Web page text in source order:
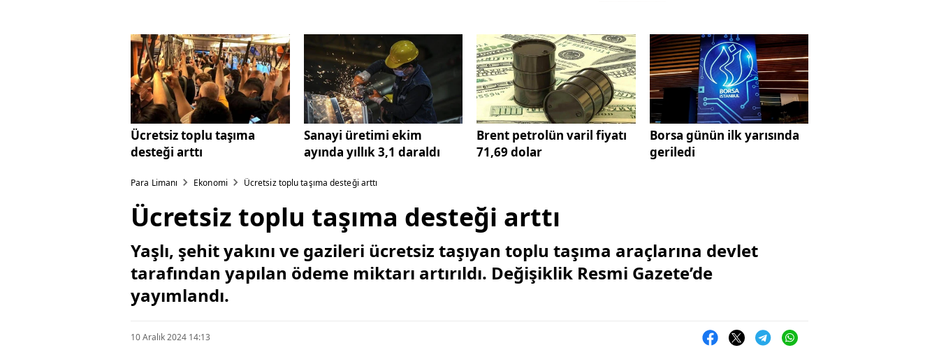
Ücretsiz toplu taşıma
desteği arttı
Sanayi üretimi ekim
ayında yıllık 3,1 daraldı
Brent petrolün varil fiyatı
71,69 dolar
Borsa günün ilk yarısında
geriledi
Para Limanı Ekonomi Ücretsiz toplu taşıma desteği arttı
Ücretsiz toplu taşıma desteği arttı
Yaşlı, şehit yakını ve gazileri ücretsiz taşıyan toplu taşıma araçlarına devlet
tarafından yapılan ödeme miktarı artırıldı. Değişiklik Resmi Gazete’de
yayımlandı.
10 Aralık 2024 14:13